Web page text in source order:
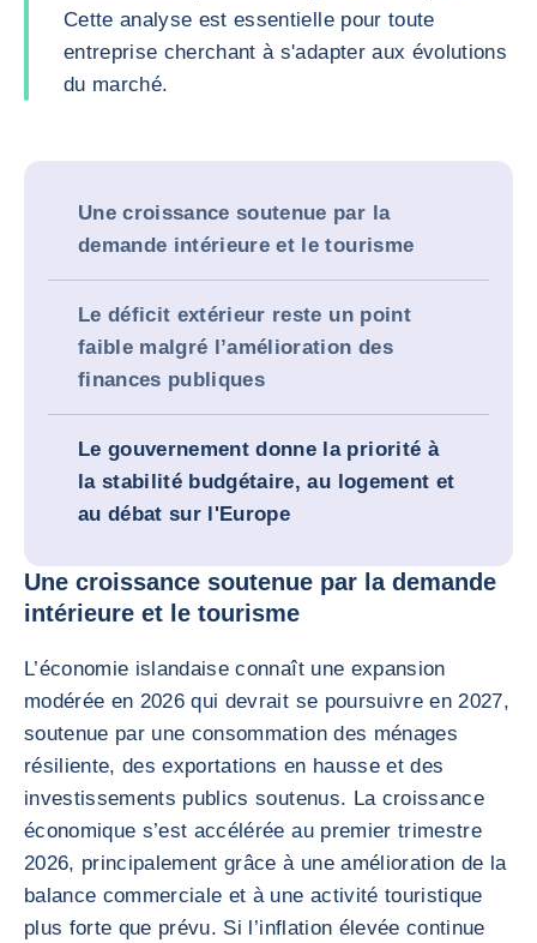
Cette analyse est essentielle pour toute
entreprise cherchant à s'adapter aux évolutions
du marché.
Une croissance soutenue par la
demande intérieure et le tourisme
Le déficit extérieur reste un point
faible malgré l’amélioration des
finances publiques
Le gouvernement donne la priorité à
la stabilité budgétaire, au logement et
au débat sur l'Europe
Une croissance soutenue par la demande
intérieure et le tourisme
L’économie islandaise connaît une expansion
modérée en 2026 qui devrait se poursuivre en 2027,
soutenue par une consommation des ménages
résiliente, des exportations en hausse et des
investissements publics soutenus. La croissance
économique s’est accélérée au premier trimestre
2026, principalement grâce à une amélioration de la
balance commerciale et à une activité touristique
plus forte que prévu. Si l’inflation élevée continue